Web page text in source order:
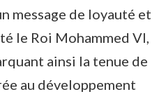
message de loyauté et
le Roi Mohammed VI,
ainsi la tenue de
au développement